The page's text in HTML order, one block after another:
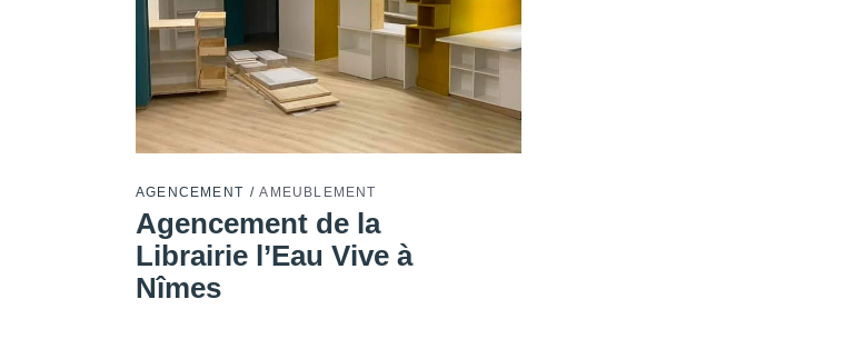
AGENCEMENT AMEUBLEMENT
Agencement de la
Librairie l’Eau Vive à
Nîmes